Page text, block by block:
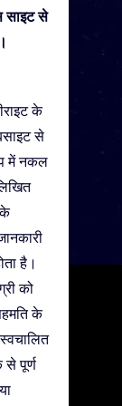
साइट से
के
से
में नकल
के
है।
को
के
से पूर्ण